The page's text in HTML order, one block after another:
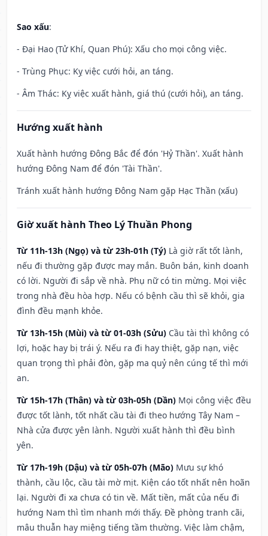
Sao xấu:
- Đại Hao (Tử Khí, Quan Phú): Xấu cho mọi công việc.
- Trùng Phục: Kỵ việc cưới hỏi, an táng.
- Âm Thác: Kỵ việc xuất hành, giá thú (cưới hỏi), an táng.
Hướng xuất hành
Xuất hành hướng Đông Bắc để đón 'Hỷ Thần'. Xuất hành
hướng Đông Nam để đón 'Tài Thần'.
Tránh xuất hành hướng Đông Nam gặp Hạc Thần (xấu)
Giờ xuất hành Theo Lý Thuần Phong
Từ 11h-13h (Ngọ) và từ 23h-01h (Tý) Là giờ rất tốt lành,
nếu đi thường gặp được may mắn. Buôn bán, kinh doanh
có lời. Người đi sắp về nhà. Phụ nữ có tin mừng. Mọi việc
trong nhà đều hòa hợp. Nếu có bệnh cầu thì sẽ khỏi, gia
đình đều mạnh khỏe.
Từ 13h-15h (Mùi) và từ 01-03h (Sửu) Cầu tài thì không có
lợi, hoặc hay bị trái ý. Nếu ra đi hay thiệt, gặp nạn, việc
quan trọng thì phải đòn, gặp ma quỷ nên cúng tế thì mới
an.
Từ 15h-17h (Thân) và từ 03h-05h (Dần) Mọi công việc đều
được tốt lành, tốt nhất cầu tài đi theo hướng Tây Nam –
Nhà cửa được yên lành. Người xuất hành thì đều bình
yên.
Từ 17h-19h (Dậu) và từ 05h-07h (Mão) Mưu sự khó
thành, cầu lộc, cầu tài mờ mịt. Kiện cáo tốt nhất nên hoãn
lại. Người đi xa chưa có tin về. Mất tiền, mất của nếu đi
hướng Nam thì tìm nhanh mới thấy. Đề phòng tranh cãi,
mâu thuẫn hay miệng tiếng tầm thường. Việc làm chậm,